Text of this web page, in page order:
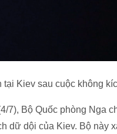
tại Kiev sau cuộc không
7), Bộ Quốc phòng Nga
dữ dội của Kiev. Bộ này